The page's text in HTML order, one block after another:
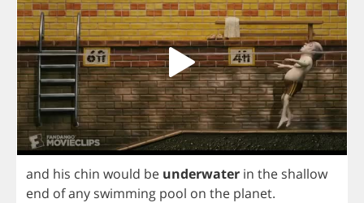
and his chin would be underwater in the shallow
end ofany swimming pool on the planet.